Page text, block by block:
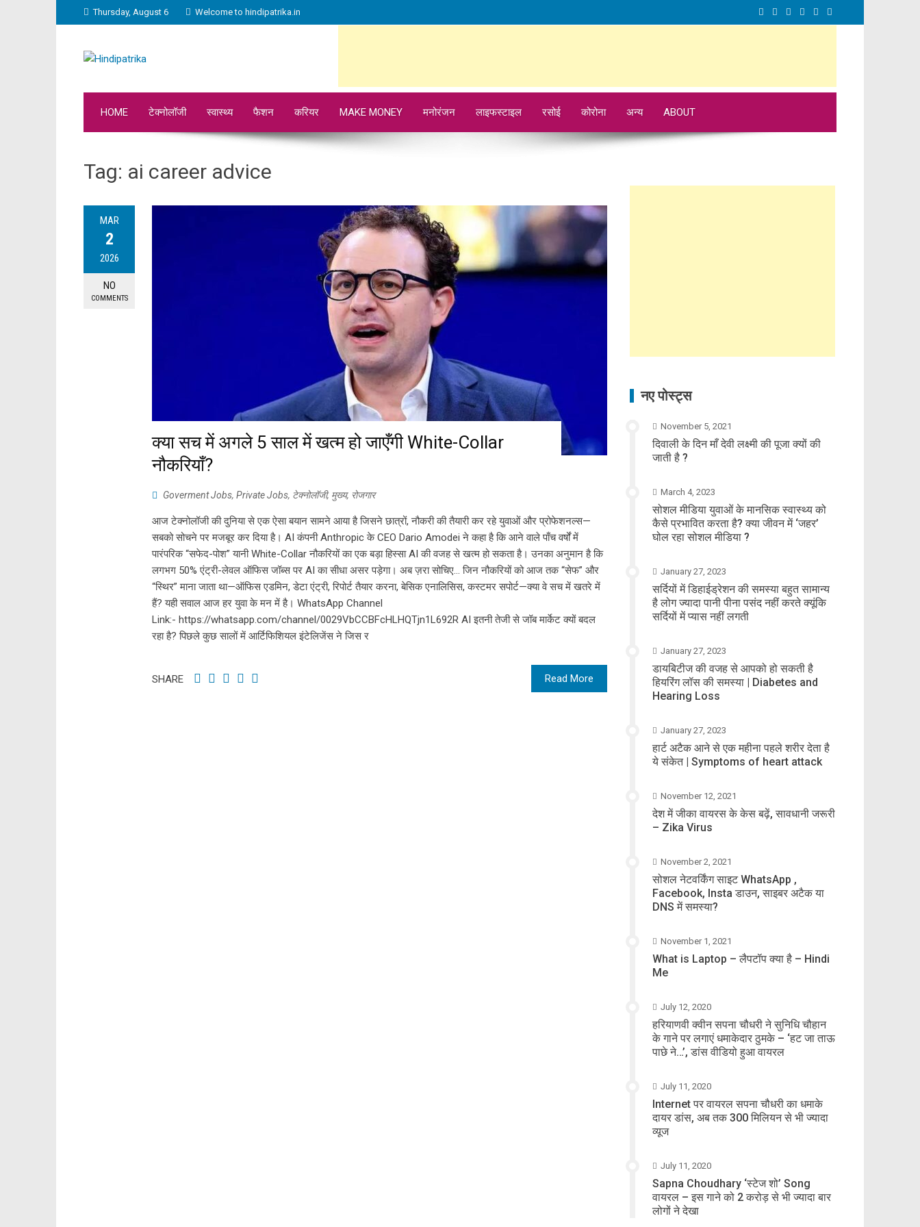
Thursday, August 6 Welcome to hindipatrika.in
HOME टेक्नोलॉजी स्वास्थ्य फैशन करियर MAKE MONEY मनोरंजन लाइफस्टाइल रसोई कोरोना अन्य ABOUT
Tag: ai career advice
MAR
2
2026
NO
COMMENTS
क्या सच में अगले 5 साल में खत्म हो जाएँगी White-Collar
नौकरियाँ?
Goverment Jobs, Private Jobs, टेक्नोलॉजी, मुख्य, रोजगार
आज टेक्नोलॉजी की दुनिया से एक ऐसा बयान सामने आया है जिसने छात्रों, नौकरी की तैयारी कर रहे युवाओं और प्रोफेशनल्स—
सबको सोचने पर मजबूर कर दिया है। AI कंपनी Anthropic के CEO Dario Amodei ने कहा है कि आने वाले पाँच वर्षों में
पारंपरिक “सफेद-पोश” यानी White-Collar नौकरियों का एक बड़ा हिस्सा AI की वजह से खत्म हो सकता है। उनका अनुमान है कि
लगभग 50% एंट्री-लेवल ऑफिस जॉब्स पर AI का सीधा असर पड़ेगा। अब ज़रा सोचिए… जिन नौकरियों को आज तक “सेफ” और
“स्थिर” माना जाता था—ऑफिस एडमिन, डेटा एंट्री, रिपोर्ट तैयार करना, बेसिक एनालिसिस, कस्टमर सपोर्ट—क्या वे सच में खतरे में
हैं? यही सवाल आज हर युवा के मन में है। WhatsApp Channel
Link:- https://whatsapp.com/channel/0029VbCCBFcHLHQTjn1L692R AI इतनी तेजी से जॉब मार्केट क्यों बदल
रहा है? पिछले कुछ सालों में आर्टिफिशियल इंटेलिजेंस ने जिस र
Read More
SHARE
नए पोस्ट्स
November 5, 2021
दिवाली के दिन माँ देवी लक्ष्मी की पूजा क्यों की
जाती है ?
March 4, 2023
सोशल मीडिया युवाओं के मानसिक स्वास्थ्य को
कैसे प्रभावित करता है? क्या जीवन में ‘जहर’
घोल रहा सोशल मीडिया ?
January 27, 2023
सर्दियों में डिहाईड्रेशन की समस्या बहुत सामान्य
है लोग ज्यादा पानी पीना पसंद नहीं करते क्यूंकि
सर्दियों में प्यास नहीं लगती
January 27, 2023
डायबिटीज की वजह से आपको हो सकती है
हियरिंग लॉस की समस्या | Diabetes and
Hearing Loss
January 27, 2023
हार्ट अटैक आने से एक महीना पहले शरीर देता है
ये संकेत | Symptoms of heart attack
November 12, 2021
देश में जीका वायरस के केस बढ़ें, सावधानी जरूरी
– Zika Virus
November 2, 2021
सोशल नेटवर्किंग साइट WhatsApp ,
Facebook, Insta डाउन, साइबर अटैक या
DNS में समस्या?
November 1, 2021
What is Laptop – लैपटॉप क्या है – Hindi
Me
July 12, 2020
हरियाणवी क्वीन सपना चौधरी ने सुनिधि चौहान
के गाने पर लगाएं धमाकेदार ठुमके – ‘हट जा ताऊ
पाछे ने…’, डांस वीडियो हुआ वायरल
July 11, 2020
Internet पर वायरल सपना चौधरी का धमाके
दायर डांस, अब तक 300 मिलियन से भी ज्यादा
व्यूज
July 11, 2020
Sapna Choudhary ‘स्टेज शो’ Song
वायरल – इस गाने को 2 करोड़ से भी ज्यादा बार
लोगों ने देखा